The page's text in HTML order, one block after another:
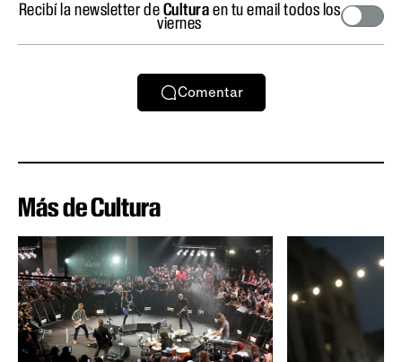
Recibí la newsletter deCulturaen tu email todos los
viernes
Comentar
Más de Cultura